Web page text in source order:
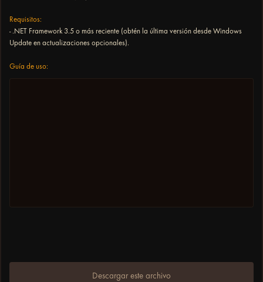
Requisitos:
- .NET Framework 3.5 o más reciente (obtén la última versión desde Windows
Update en actualizaciones opcionales).
Guía de uso:
Descargar este archivo